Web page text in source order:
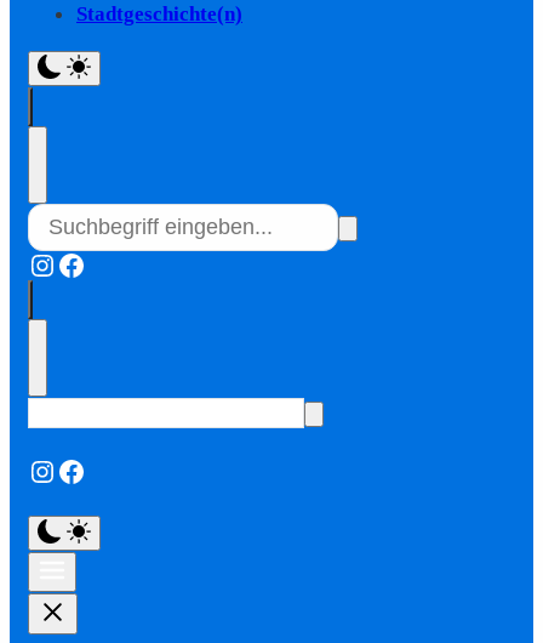
Stadtgeschichte(n)
Instagram
Facebook
Instagram
Facebook